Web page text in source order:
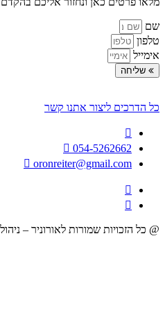
שם
טלפון
אימייל
שליחה
כל הדרכים ליצור אתנו קשר
054-5262662
oronreiter@gmail.com
@ כל הזכויות שמורות לאורוניר –